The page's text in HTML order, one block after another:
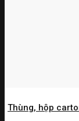
Thùng, hộp